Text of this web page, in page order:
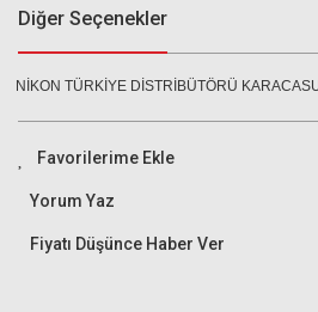
Diğer Seçenekler
NİKON TÜRKİYE DİSTRİBÜTÖRÜ
Yorum Yaz
Fiyatı Düşünce Haber Ver